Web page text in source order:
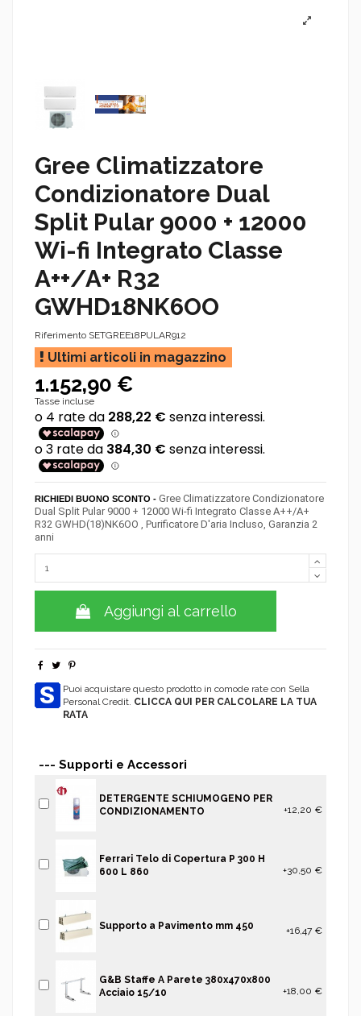
Gree Climatizzatore
Condizionatore Dual
Split Pular 9000 + 12000
Wi-fi Integrato Classe
A++/A+ R32
GWHD18NK6OO
Riferimento SETGREE18PULAR912
Ultimi articoli in magazzino
1.152,90 €
Tasse incluse
RICHIEDI BUONO SCONTO - Gree Climatizzatore Condizionatore
Dual Split Pular 9000 + 12000 Wi-fi Integrato Classe A++/A+
R32 GWHD(18)NK6OO , Purificatore D'aria Incluso, Garanzia 2
anni
Aggiungi al carrello
Puoi acquistare questo prodotto in comode rate con Sella
Personal Credit. CLICCA QUI PER CALCOLARE LA TUA
RATA
--- Supporti e Accessori
DETERGENTE SCHIUMOGENO PER
CONDIZIONAMENTO
+12,20 €
Ferrari Telo di Copertura P 300 H
600 L 860
+30,50 €
Supporto a Pavimento mm 450 +16,47 €
G&B Staffe A Parete 380x470x800
Acciaio 15/10
+18,00 €